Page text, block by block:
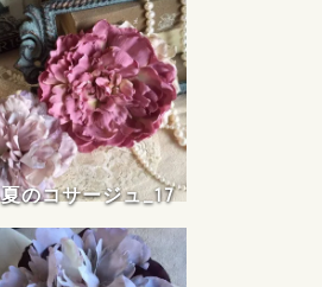
夏のコサージュ_17